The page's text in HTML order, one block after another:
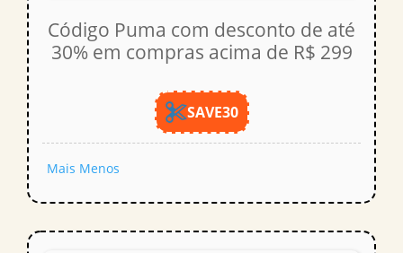
Código Puma com desconto de até
30% em compras acima de R$ 299
SAVE30
Mais Menos